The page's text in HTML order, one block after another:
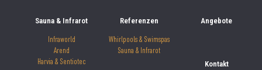
Sauna & Infrarot
Infraworld
Arend
Harvia & Sentiotec
Referenzen
Whirlpools & Swimspas
Sauna & Infrarot
Angebote
Kontakt